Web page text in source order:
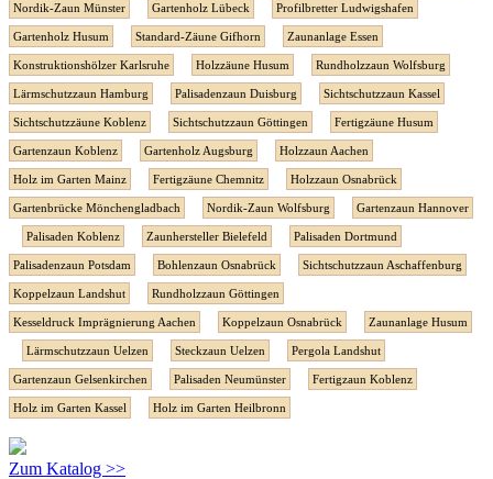
Nordik-Zaun Münster Gartenholz Lübeck Profilbretter Ludwigshafen
Gartenholz Husum Standard-Zäune Gifhorn Zaunanlage Essen
Konstruktionshölzer Karlsruhe Holzzäune Husum Rundholzzaun Wolfsburg
Lärmschutzzaun Hamburg Palisadenzaun Duisburg Sichtschutzzaun Kassel
Sichtschutzzäune Koblenz Sichtschutzzaun Göttingen Fertigzäune Husum
Gartenzaun Koblenz Gartenholz Augsburg Holzzaun Aachen
Holz im Garten Mainz Fertigzäune Chemnitz Holzzaun Osnabrück
Gartenbrücke Mönchengladbach Nordik-Zaun Wolfsburg Gartenzaun Hannover
Palisaden Koblenz Zaunhersteller Bielefeld Palisaden Dortmund
Palisadenzaun Potsdam Bohlenzaun Osnabrück Sichtschutzzaun Aschaffenburg
Koppelzaun Landshut Rundholzzaun Göttingen
Kesseldruck Imprägnierung Aachen Koppelzaun Osnabrück Zaunanlage Husum
Lärmschutzzaun Uelzen Steckzaun Uelzen Pergola Landshut
Gartenzaun Gelsenkirchen Palisaden Neumünster Fertigzaun Koblenz
Holz im Garten Kassel Holz im Garten Heilbronn
Zum Katalog >>